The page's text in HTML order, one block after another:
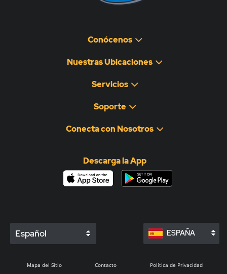
Conócenos
Nuestras Ubicaciones
Servicios
Soporte
Conecta con Nosotros
Descarga la App
Español ESPAÑA
Mapa del Sitio Contacto Política de Privacidad